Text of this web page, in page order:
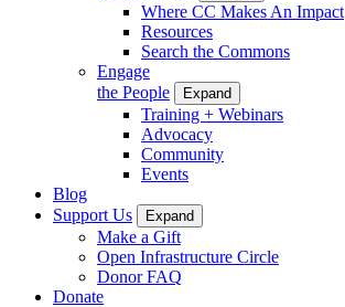
Where CC Makes An Impact
Resources
Search the Commons
Engage
the People
Expand
Training + Webinars
Advocacy
Community
Events
Blog
Support Us
Expand
Make a Gift
Open Infrastructure Circle
Donor FAQ
Donate